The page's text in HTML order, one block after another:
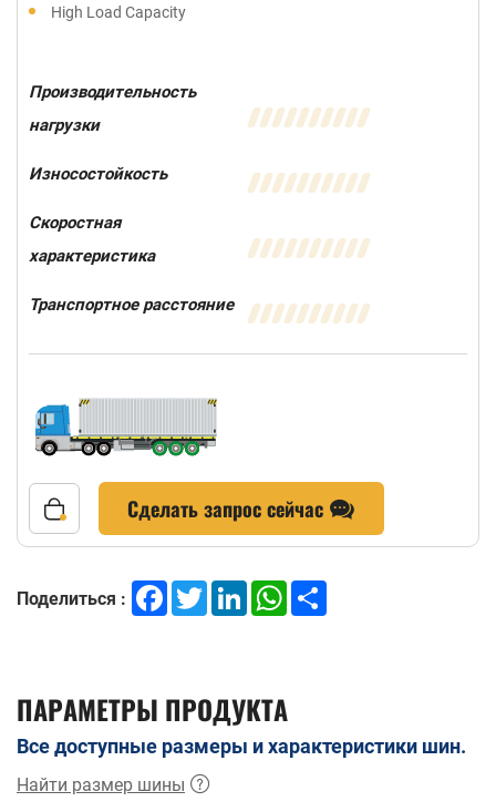
High Load Capacity
Производительность
нагрузки
Износостойкость
Скоростная
характеристика
Транспортное расстояние
Сделать запрос сейчас
Поделиться : FacebookTwitterLinkedInWhatsApp
ПАРАМЕТРЫ ПРОДУКТА
Все доступные размеры и характеристики шин.
Найти размер шины